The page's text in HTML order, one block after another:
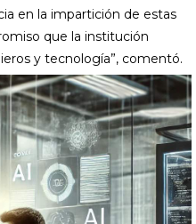
en la impartición de estas
que la institución
y tecnología”, comentó.